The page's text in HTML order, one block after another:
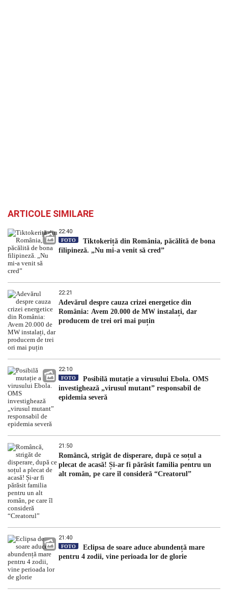
ARTICOLE SIMILARE
22:40
FOTO
Tiktokeriță din România, păcălită de bona
filipineză. „Nu mi-a venit să cred”
22:21
Adevărul despre cauza crizei energetice din
România: Avem 20.000 de MW instalați, dar
producem de trei ori mai puțin
22:10
FOTO
Posibilă mutație a virusului Ebola. OMS
investighează „virusul mutant” responsabil de
epidemia severă
21:50
Româncă, strigăt de disperare, după ce soțul a
plecat de acasă! Și-ar fi părăsit familia pentru un
alt român, pe care îl consideră “Creatorul”
21:40
FOTO
Eclipsa de soare aduce abundență mare
pentru 4 zodii, vine perioada lor de glorie